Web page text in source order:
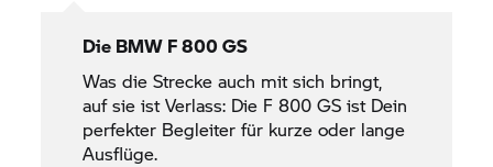
Die BMW F 800 GS
Was die Strecke auch mit sich bringt,
auf sie ist Verlass: Die F 800 GSist Dein
perfekter Begleiter für kurze oder lange
Ausflüge.